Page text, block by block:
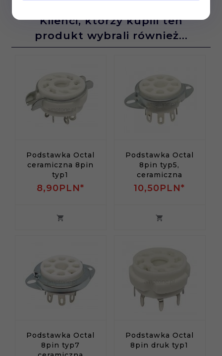
Klienci, którzy kupili ten
produkt wybrali również...
Podstawka Octal
ceramiczna 8pin
typ1
8,90PLN*
Podstawka Octal
8pin typ5,
ceramiczna
10,50PLN*
Podstawka Octal
8pin typ7
Podstawka Octal
8pin druk typ1